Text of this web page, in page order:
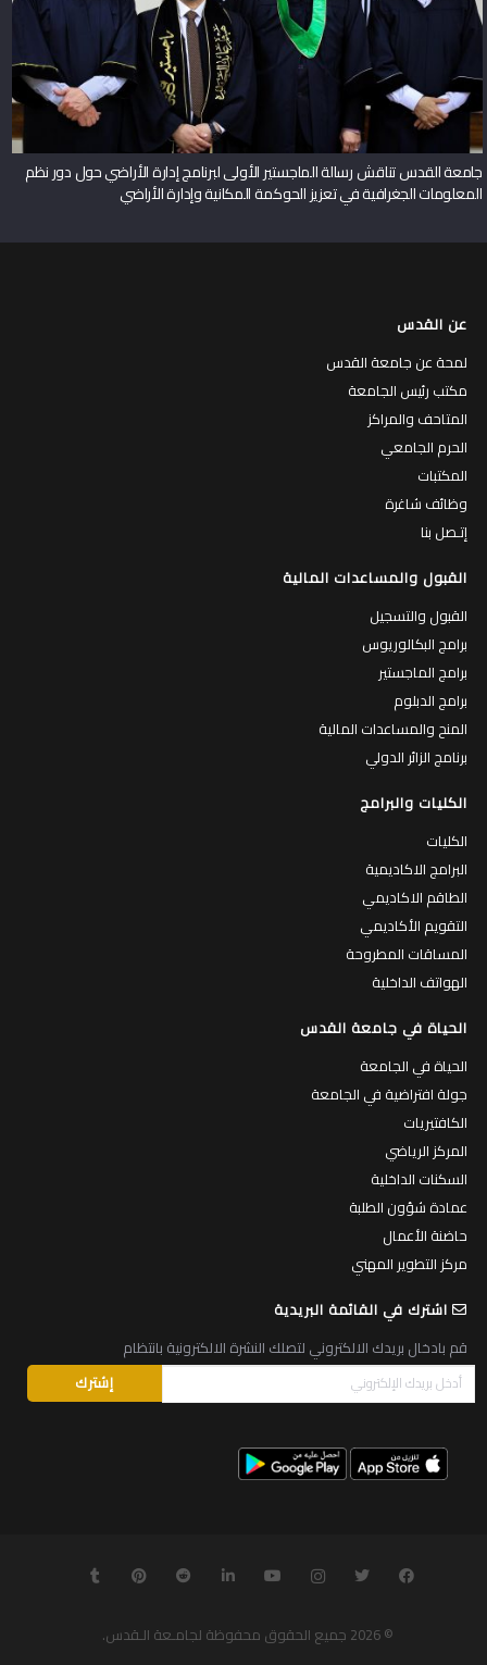
جامعة القدس تناقش رسالة الماجستير الأولى لبرنامج إدارة الأراضي حول دور نظم
المعلومات الجغرافية في تعزيز الحوكمة المكانية وإدارة الأراضي
عن القدس
لمحة عن جامعة القدس
مكتب رئيس الجامعة
المتاحف والمراكز
الحرم الجامعي
المكتبات
وظائف شاغرة
إتـصل بنا
القبول والمساعدات المالية
القبول والتسجيل
برامج البكالوريوس
برامج الماجستير
برامج الدبلوم
المنح والمساعدات المالية
برنامج الزائر الدولي
الكليات والبرامج
الكليات
البرامج الاكاديمية
الطاقم الاكاديمي
التقويم الأكاديمي
المساقات المطروحة
الهواتف الداخلية
الحياة في جامعة القدس
الحياة في الجامعة
جولة افتراضية في الجامعة
الكافتيريات
المركز الرياضي
السكنات الداخلية
عمادة شؤون الطلبة
حاضنة الأعمال
مركز التطوير المهني
اشترك في القائمة البريدية
قم بادخال بريدك الالكتروني لتصلك النشرة الالكترونية بانتظام
© 2026 جميع الحقوق محفوظة لجامـعة الـقدس.